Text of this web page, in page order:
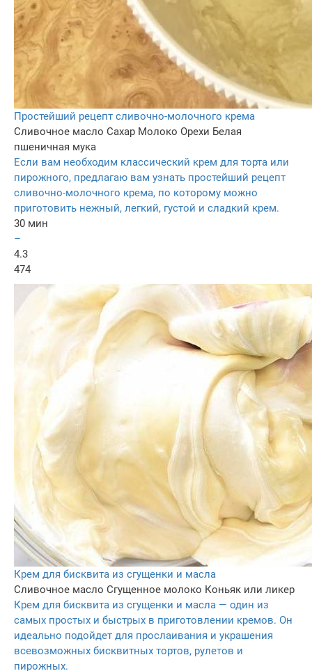
Простейший рецепт сливочно-молочного крема
Сливочное масло Сахар Молоко Орехи Белая
пшеничная мука
Если вам необходим классический крем для торта или
пирожного, предлагаю вам узнать простейший рецепт
сливочно-молочного крема, по которому можно
приготовить нежный, легкий, густой и сладкий крем.
30 мин
–
4.3
474
Крем для бисквита из сгущенки и масла
Сливочное масло Сгущенное молоко Коньяк или ликер
Крем для бисквита из сгущенки и масла — один из
самых простых и быстрых в приготовлении кремов. Он
идеально подойдет для прослаивания и украшения
всевозможных бисквитных тортов, рулетов и
пирожных.